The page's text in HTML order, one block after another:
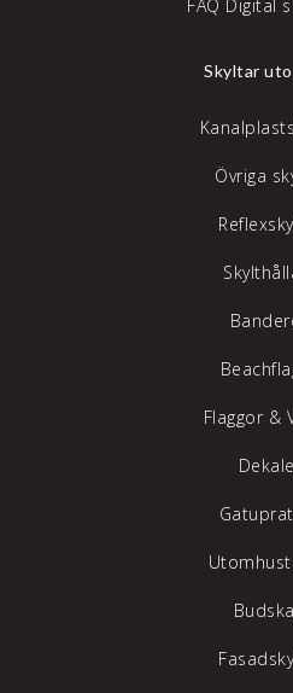
FAQ Digital
Skyltar
Övriga
Flaggor &